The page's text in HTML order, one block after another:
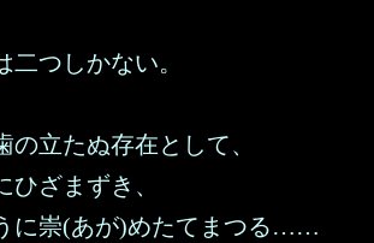
二つしかない。
の立たぬ存在として、
ひざまずき、
に崇(あが)めたてまつる……